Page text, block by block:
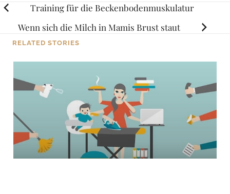
Posts
navigation
Training für die Beckenbodenmuskulatur
Wenn sich die Milch in Mamis Brust staut
RELATED STORIES